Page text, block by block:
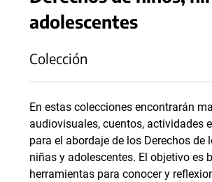
adolescentes
Colección
En estas colecciones encontrarán
audiovisuales, cuentos, actividades
para el abordaje de los Derechos de
niñas y adolescentes. El objetivo es
herramientas para conocer y